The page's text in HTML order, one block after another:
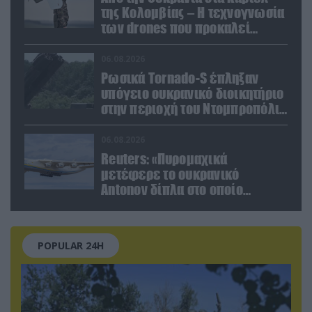
της Κολομβίας – Η τεχνογνωσία
των drones που προκαλεί
ανησυχία
Ρωσικά Tornado-S έπληξαν
υπόγειο ουκρανικό διοικητήριο
στην περιοχή του Ντομπροπόλιε
(βίντεο)
Reuters: «Πυρομαχικά
μετέφερε το ουκρανικό
Antonov δίπλα στο οποίο
POPULAR 24H